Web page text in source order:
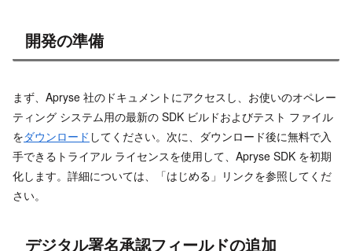
開発の準備
まず、Apryse 社のドキュメントにアクセスし、お使いのオペレー
ティング システム用の最新の SDK ビルドおよびテスト ファイル
をダウンロード してください。次に、ダウンロード後に無料で入
手できるトライアル ライセンスを使用して、Apryse SDK を初期
化します。詳細については、「はじめる」リンクを参照してくだ
さい。
デジタル署名承認フィールドの追加